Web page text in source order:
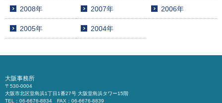
2008年 2007年 2006年
2005年 2004年
大阪事務所
〒530-0004
大阪市北区堂島浜1丁目1番27号 大阪堂島浜タワー15階
TEL：06-6676-8834 FAX：06-6676-8839